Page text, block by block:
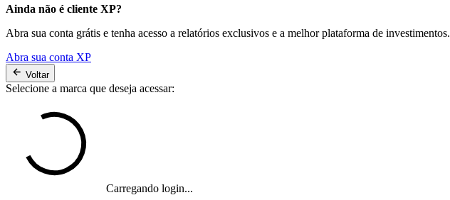
Ainda não é cliente XP?
Abra sua conta grátis e tenha acesso a relatórios exclusivos e a melhor plataforma de investimentos.
Abra sua conta XP
Voltar
Selecione a marca que deseja acessar:
Carregando login...